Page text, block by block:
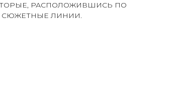
РАСПОЛОЖИВШИСЬ ПО
СЮЖЕТНЫЕ ЛИНИИ.